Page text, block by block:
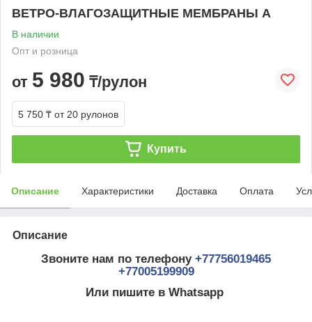
ВЕТРО-ВЛАГОЗАЩИТНЫЕ МЕМБРАНЫ А
В наличии
Опт и розница
от 5 980 ₸/рулон
5 750 ₸ от 20 рулонов
Купить
Описание Характеристики Доставка Оплата
Описание
Звоните нам по телефону +77756019465
+77005199909
Или пишите в Whatsapp